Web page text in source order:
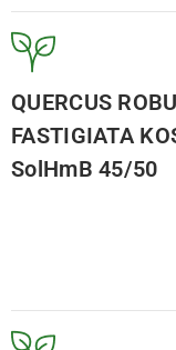
QUERCUS
FASTIGIATA
SolHmB 45/50